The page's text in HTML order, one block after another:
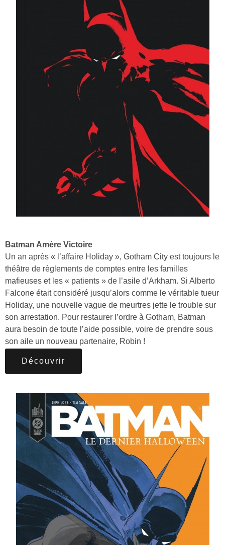
Batman Amère Victoire
Un an après « l’affaire Holiday », Gotham City est toujours le
théâtre de règlements de comptes entre les familles
mafieuses et les « patients » de l’asile d’Arkham. Si Alberto
Falcone était considéré jusqu’alors comme le véritable tueur
Holiday, une nouvelle vague de meurtres jette le trouble sur
son arrestation. Pour restaurer l’ordre à Gotham, Batman
aura besoin de toute l’aide possible, voire de prendre sous
son aile un nouveau partenaire, Robin !
Découvrir